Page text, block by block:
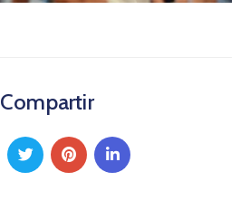
Compartir